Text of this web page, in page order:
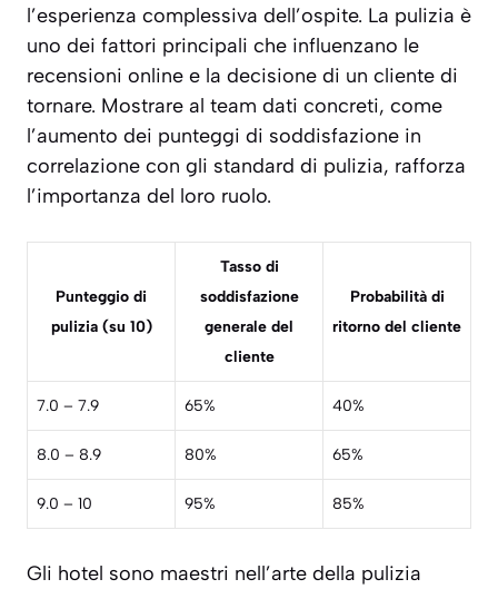
l’esperienza complessiva dell’ospite. La pulizia è
uno dei fattori principali che influenzano le
recensioni online e la decisione di un cliente di
tornare. Mostrare al team dati concreti, come
l’aumento dei punteggi di soddisfazione in
correlazione con gli standard di pulizia, rafforza
l’importanza del loro ruolo.
Punteggio di
pulizia (su 10)
Tasso di
soddisfazione
generale del
cliente
Probabilità di
ritorno del cliente
7.0 – 7.9 65% 40%
8.0 – 8.9 80% 65%
9.0 – 10 95% 85%
Gli hotel sono maestri nell’arte della pulizia